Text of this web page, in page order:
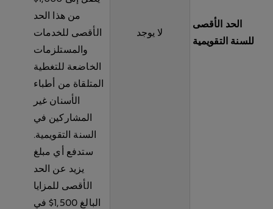
الحد الأقصى
للسنة التقويمية
لا يوجد
من هذا الحد
الأقصى للخدمات
والمستلزمات
الخاضعة للتغطية
المتلقاة من أطباء
الأسنان غير
المشاركين في
السنة التقويمية.
ستدفع أي مبلغ
يزيد عن الحد
الأقصى للمزايا
البالغ 1,500$ في